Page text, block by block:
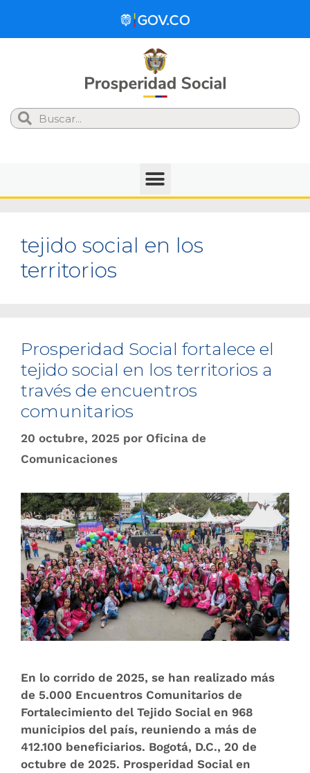
Search
tejido social en los
territorios
Prosperidad Social fortalece el
tejido social en los territorios a
través de encuentros
comunitarios
20 octubre, 2025 por Oficina de
Comunicaciones
En lo corrido de 2025, se han realizado más
de 5.000 Encuentros Comunitarios de
Fortalecimiento del Tejido Social en 968
municipios del país, reuniendo a más de
412.100 beneficiarios. Bogotá, D.C., 20 de
octubre de 2025. Prosperidad Social en